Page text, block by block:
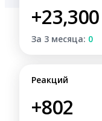
+23,300
За 3 месяца: 0
Реакций
+802